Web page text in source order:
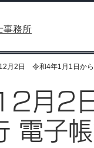
月2日 令和4年1月1日から
月2
電子